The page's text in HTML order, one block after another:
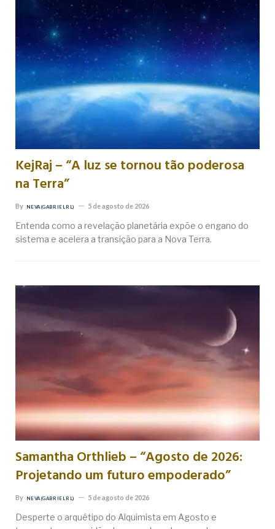
KejRaj – “A luz se tornou tão poderosa
na Terra”
By NEVA (GABRIEL RL) 5 de agosto de 2026
Entenda como a revelação planetária expõe o engano do
sistema e acelera a transição para a Nova Terra.
Samantha Orthlieb – “Agosto de 2026:
Projetando um futuro empoderado”
By NEVA (GABRIEL RL) 5 de agosto de 2026
Desperte o arquétipo do Alquimista em Agosto e